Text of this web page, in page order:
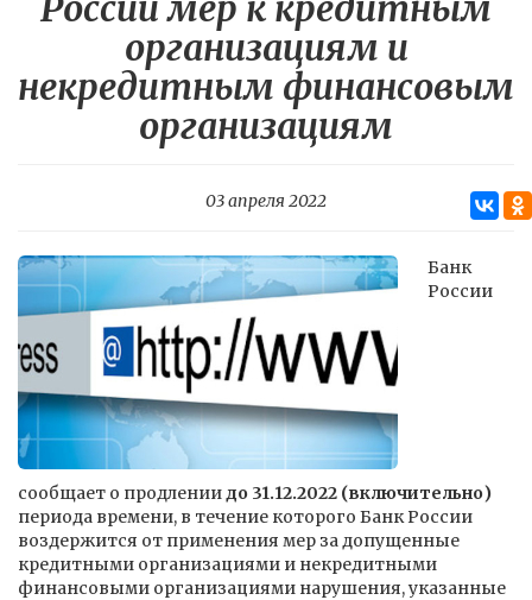
организациям и
некредитным финансовым
организациям
03 апреля 2022
Банк
России
сообщает о продлениидо 31.12.2022 (включительно)
периода времени, в течение которого Банк России
воздержится от применения мер за допущенные
кредитными организациями и некредитными
финансовыми организациями нарушения, указанные